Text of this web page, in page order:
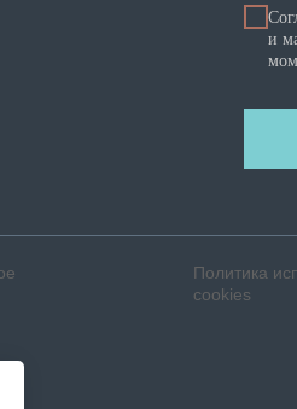
и
Политика
cookies